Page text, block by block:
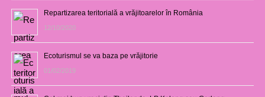
Repartizarea teritorială a vrăjitoarelor în România
12/10/2020
Ecoturismul se va baza pe vrăjitorie
01/02/2019